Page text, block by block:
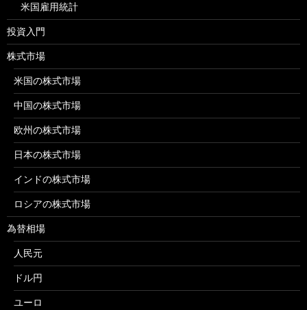
米国雇用統計
投資入門
株式市場
米国の株式市場
中国の株式市場
欧州の株式市場
日本の株式市場
インドの株式市場
ロシアの株式市場
為替相場
人民元
ドル円
ユーロ